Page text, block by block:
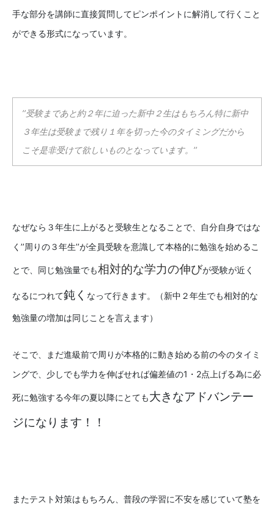
手な部分を講師に直接質問してピンポイントに解消して行くこと
ができる形式になっています。
’’受験まであと約２年に迫った新中２生はもちろん特に新中
３年生は受験まで残り１年を切った今のタイミングだから
こそ是非受けて欲しいものとなっています。’’
なぜなら３年生に上がると受験生となることで、自分自身ではな
く’’周りの３年生’’が全員受験を意識して本格的に勉強を始めるこ
とで、同じ勉強量でも相対的な学力の伸びが受験が近く
なるにつれて鈍く なって行きます。（新中２年生でも相対的な
勉強量の増加は同じことを言えます）
そこで、まだ進級前で周りが本格的に動き始める前の今のタイミ
ングで、少しでも学力を伸ばせれば偏差値の1・2点上げる為に必
死に勉強する今年の夏以降にとても大きなアドバンテー
ジになります！！
またテスト対策はもちろん、普段の学習に不安を感じていて塾を